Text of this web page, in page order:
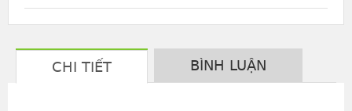
CHI TIẾT BÌNH LUẬN